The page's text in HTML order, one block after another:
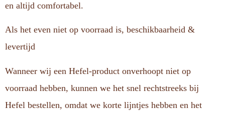
en altijd comfortabel.
Als het even niet op voorraad is, beschikbaarheid &
levertijd
Wanneer wij een Hefel-product onverhoopt niet op
voorraad hebben, kunnen we het snel rechtstreeks bij
Hefel bestellen, omdat we korte lijntjes hebben en het